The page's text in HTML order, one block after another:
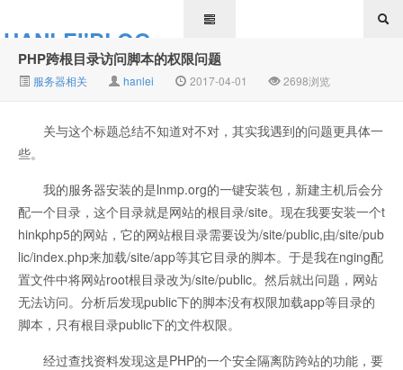
HANLEI'BLOG
PHP跨根目录访问脚本的权限问题
服务器相关 hanlei 2017-04-01 2698浏览
关与这个标题总结不知道对不对，其实我遇到的问题更具体一
些。
我的服务器安装的是lnmp.org的一键安装包，新建主机后会分
配一个目录，这个目录就是网站的根目录/site。现在我要安装一个t
hinkphp5的网站，它的网站根目录需要设为/site/public,由/site/pub
lic/index.php来加载/site/app等其它目录的脚本。于是我在nging配
置文件中将网站root根目录改为/site/public。然后就出问题，网站
无法访问。分析后发现public下的脚本没有权限加载app等目录的
脚本，只有根目录public下的文件权限。
经过查找资料发现这是PHP的一个安全隔离防跨站的功能，要